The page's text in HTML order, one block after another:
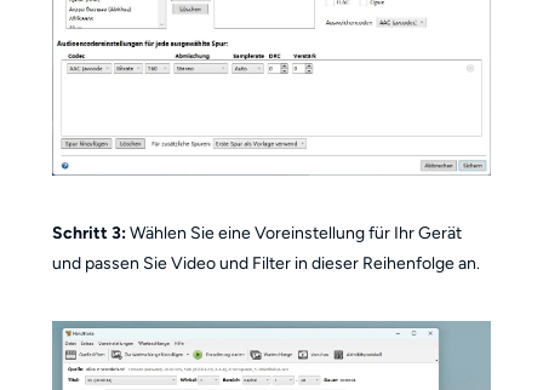
Schritt 3:Wählen Sie eine Voreinstellung für Ihr Gerät
und passen Sie Video und Filter in dieser Reihenfolge an.